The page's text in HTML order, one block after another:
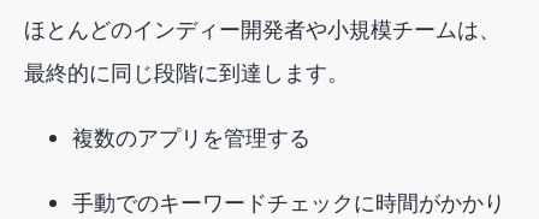
ほとんどのインディー開発者や小規模チームは、
最終的に同じ段階に到達します。
複数のアプリを管理する
手動でのキーワードチェックに時間がかかり